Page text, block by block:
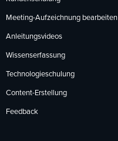
Meeting-Aufzeichnung bearbeiten
Anleitungsvideos
Wissenserfassung
Technologieschulung
Content-Erstellung
Feedback